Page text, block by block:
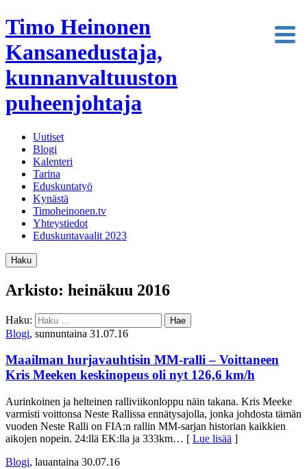
Timo Heinonen
Kansanedustaja,
kunnanvaltuuston
puheenjohtaja
Uutiset
Blogi
Kalenteri
Tarina
Eduskuntatyö
Kynästä
Timoheinonen.tv
Yhteystiedot
Eduskuntavaalit 2023
Haku
Arkisto: heinäkuu 2016
Haku:
Blogi, sunnuntaina 31.07.16
Maailman hurjavauhtisin MM-ralli – Voittaneen
Kris Meeken keskinopeus oli nyt 126,6 km/h
Aurinkoinen ja helteinen ralliviikonloppu näin takana. Kris Meeke
varmisti voittonsa Neste Rallissa ennätysajolla, jonka johdosta tämän
vuoden Neste Ralli on FIA:n rallin MM-sarjan historian kaikkien
aikojen nopein. 24:llä EK:lla ja 333km… [ Lue lisää ]
Blogi, lauantaina 30.07.16